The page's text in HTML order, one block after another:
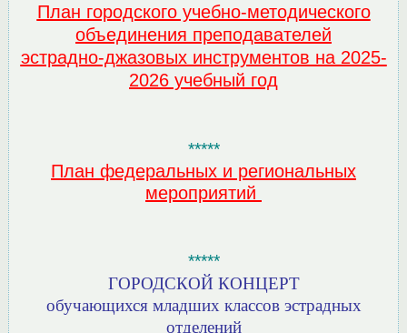
План городского учебно-методического
объединения преподавателей
эстрадно-джазовых инструментов на 2025-
2026 учебный год
*****
План федеральных и региональных
мероприятий
*****
ГОРОДСКОЙ КОНЦЕРТ
обучающихся младших классов эстрадных
отделений